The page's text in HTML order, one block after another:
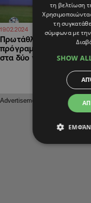
19.02.2024 21:03
Πρωτάθλημα Cyta: Το
πρόγραμμα των play-off
στα δύο γκρουπ
τη βελτίωση
τη
σύμφωνα με την
SHOW